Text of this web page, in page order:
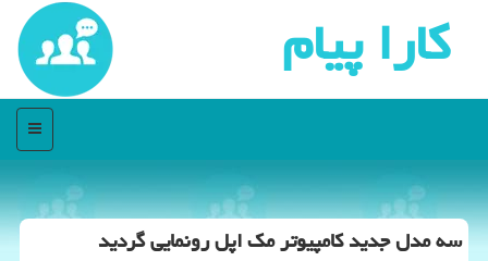
كارا پیام
منو
سه مدل جدید كامپیوتر مك اپل رونمایی گردید